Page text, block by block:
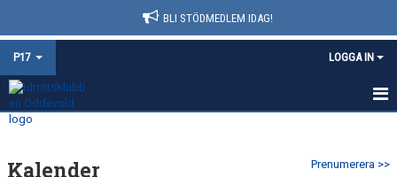
BLI STÖDMEDLEM IDAG!
P17 LOGGA IN
HEM
NYHETER Prenumerera >>
Kalender